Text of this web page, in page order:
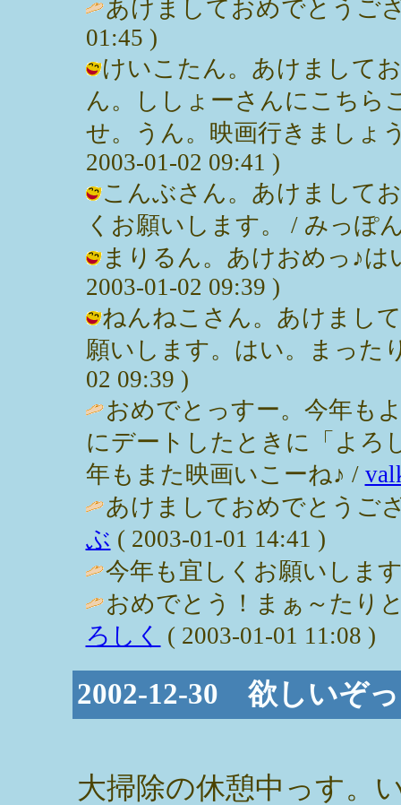
あけましておめでとうご
01:45 )
けいこたん。あけまして
ん。ししょーさんにこちら
せ。うん。映画行きましょ
2003-01-02 09:41 )
こんぶさん。あけまして
くお願いします。 / みっぽ
まりるん。あけおめっ♪は
2003-01-02 09:39 )
ねんねこさん。あけまし
願いします。はい。まった
02 09:39 )
おめでとっすー。今年も
にデートしたときに「よろ
年もまた映画いこーね♪ /
あけましておめでとうご
ぶ ( 2003-01-01 14:41 )
今年も宜しくお願いしま
おめでとう！まぁ～たり
ろしく ( 2003-01-01 11:08 )
2002-12-30 欲しいぞ
大掃除の休憩中っす。